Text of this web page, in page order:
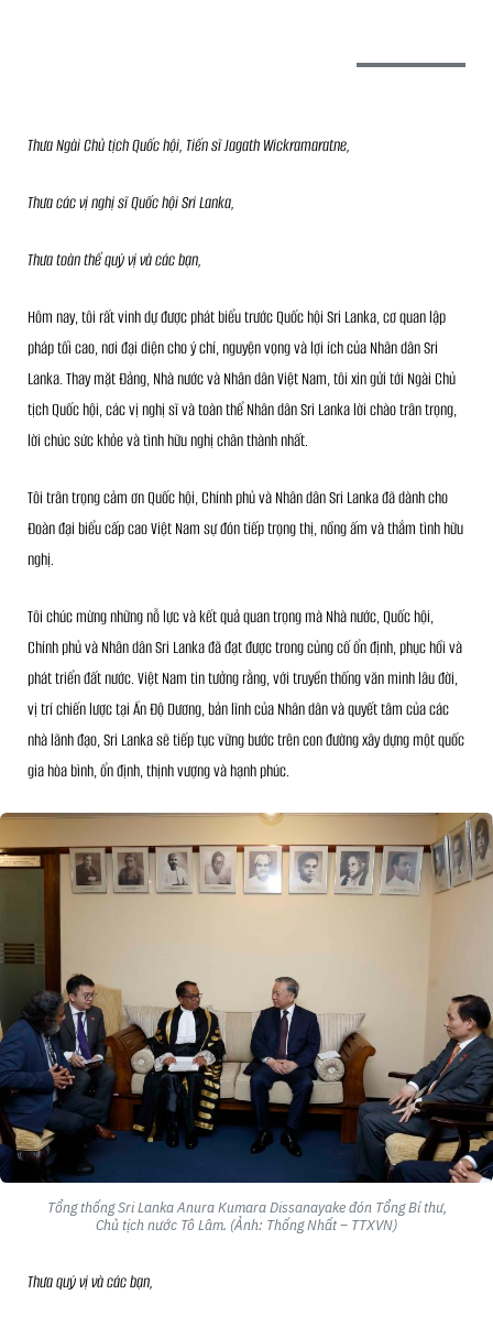
Thưa Ngài Chủ tịch Quốc hội, Tiến sĩ Jagath Wickramaratne,
Thưa các vị nghị sĩ Quốc hội Sri Lanka,
Thưa toàn thể quý vị và các bạn,
Hôm nay, tôi rất vinh dự được phát biểu trước Quốc hội Sri Lanka, cơ quan lập
pháp tối cao, nơi đại diện cho ý chí, nguyện vọng và lợi ích của Nhân dân Sri
Lanka. Thay mặt Đảng, Nhà nước và Nhân dân Việt Nam, tôi xin gửi tới Ngài Chủ
tịch Quốc hội, các vị nghị sĩ và toàn thể Nhân dân Sri Lanka lời chào trân trọng,
lời chúc sức khỏe và tình hữu nghị chân thành nhất.
Tôi trân trọng cảm ơn Quốc hội, Chính phủ và Nhân dân Sri Lanka đã dành cho
Đoàn đại biểu cấp cao Việt Nam sự đón tiếp trọng thị, nồng ấm và thắm tình hữu
nghị.
Tôi chúc mừng những nỗ lực và kết quả quan trọng mà Nhà nước, Quốc hội,
Chính phủ và Nhân dân Sri Lanka đã đạt được trong củng cố ổn định, phục hồi và
phát triển đất nước. Việt Nam tin tưởng rằng, với truyền thống văn minh lâu đời,
vị trí chiến lược tại Ấn Độ Dương, bản lĩnh của Nhân dân và quyết tâm của các
nhà lãnh đạo, Sri Lanka sẽ tiếp tục vững bước trên con đường xây dựng một quốc
gia hòa bình, ổn định, thịnh vượng và hạnh phúc.
Tổng thống Sri Lanka Anura Kumara Dissanayake đón Tổng Bí thư,
Chủ tịch nước Tô Lâm. (Ảnh: Thống Nhất – TTXVN)
Thưa quý vị và các bạn,